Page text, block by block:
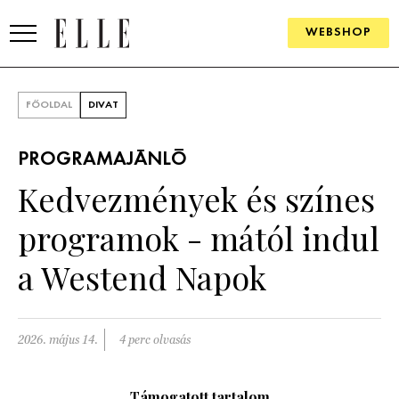
WEBSHOP
SZÉPSÉG
KULTÚRA
ÉLETMÓD
FŐOLDAL DIVAT
PROGRAMAJÁNLÓ
Kedvezmények és színes
programok - mától indul
a Westend Napok
2026. május 14. 4 perc olvasás